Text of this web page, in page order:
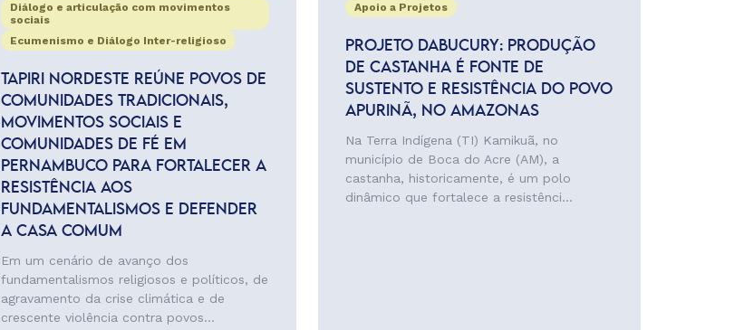
Diálogo e articulação com movimentos
sociais
Ecumenismo e Diálogo Inter-religioso
TAPIRI NORDESTE REÚNE POVOS DE
COMUNIDADES TRADICIONAIS,
MOVIMENTOS SOCIAIS E
COMUNIDADES DE FÉ EM
PERNAMBUCO PARA FORTALECER A
RESISTÊNCIA AOS
FUNDAMENTALISMOS E DEFENDER
A CASA COMUM
Em um cenário de avanço dos
fundamentalismos religiosos e políticos, de
agravamento da crise climática e de
crescente violência contra povos...
Apoio a Projetos
PROJETO DABUCURY: PRODUÇÃO
DE CASTANHA É FONTE DE
SUSTENTO E RESISTÊNCIA DO POVO
APURINÃ, NO AMAZONAS
Na Terra Indígena (TI) Kamikuã, no
município de Boca do Acre (AM), a
castanha, historicamente, é um polo
dinâmico que fortalece a resistênci...